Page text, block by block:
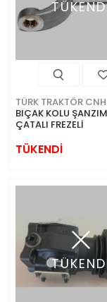
TÜRK TRAKTÖR CNH
BIÇAK KOLU
ÇATALI FREZELİ
TÜKENDİ
TÜKENDİ